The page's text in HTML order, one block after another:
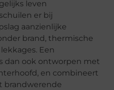
leven
er bij
aanzienlijke
brand, thermische
Een
dan ook ontworpen met
en combineert
brandwerende